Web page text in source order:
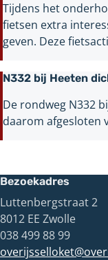
Tijdens het
fietsen extra
geven. Deze
N332 bij Heeten
De rondweg N332
daarom afgesloten
Bezoekadres
Luttenbergstraat 2
8012 EE Zwolle
038 499 88 99